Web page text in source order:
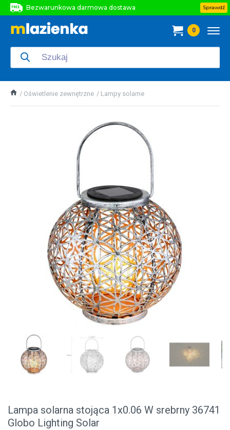
Bezwarunkowa darmowa dostawa
Bezwarunkowa darmowa dostawa
Sprawdź
0
Oświetlenie zewnętrzne Lampy solarne
Lampa solarna stojąca 1x0.06 W srebrny 36741
Globo Lighting Solar